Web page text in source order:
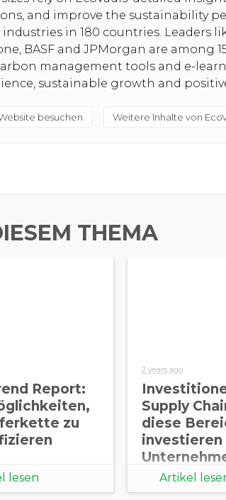
and improve the sustainability
in 180 countries. Leaders
BASF and JPMorgan are among
management tools and e-
sustainable growth and
besuchen Weitere Inhalte von
THEMA
Report:
zu
lesen
2 years ago
Supply
diese
investieren
sichere
Artikel